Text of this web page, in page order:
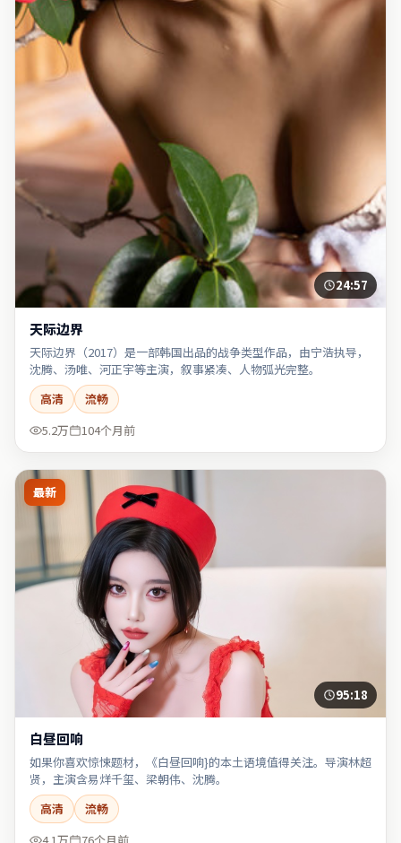
24:57
天际边界
天际边界（2017）是一部韩国出品的战争类型作品，由宁浩执导，
沈腾、汤唯、河正宇等主演，叙事紧凑、人物弧光完整。
高清
流畅
5.2万
104个月前
最新
95:18
白昼回响
如果你喜欢惊悚题材，《白昼回响}的本土语境值得关注。导演林超
贤，主演含易烊千玺、梁朝伟、沈腾。
高清
流畅